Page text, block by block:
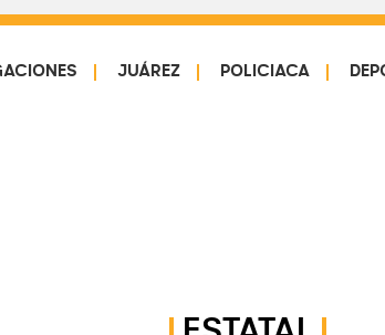
Digital
y
protegemos
JUÁREZ POLICIACA